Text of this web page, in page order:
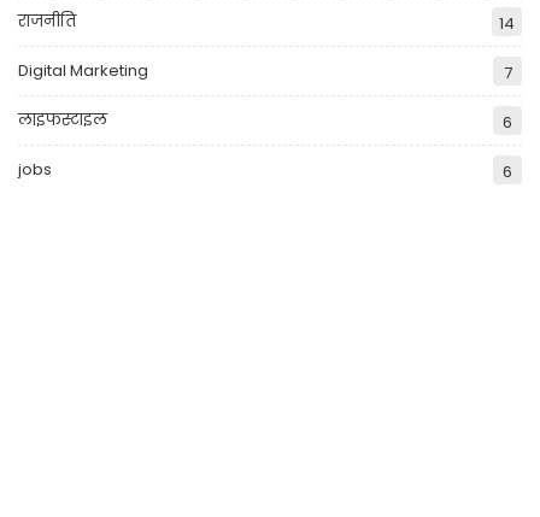
राजनीति 14
Digital Marketing 7
लाइफस्टाइल 6
jobs 6